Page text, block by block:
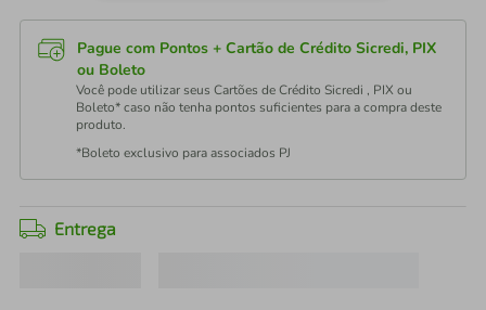
Pague com Pontos + Cartão de Crédito Sicredi, PIX
ou Boleto
Você pode utilizar seus Cartões de Crédito Sicredi , PIX ou
Boleto* caso não tenha pontos suficientes para a compra deste
produto.
*Boleto exclusivo para associados PJ
Entrega